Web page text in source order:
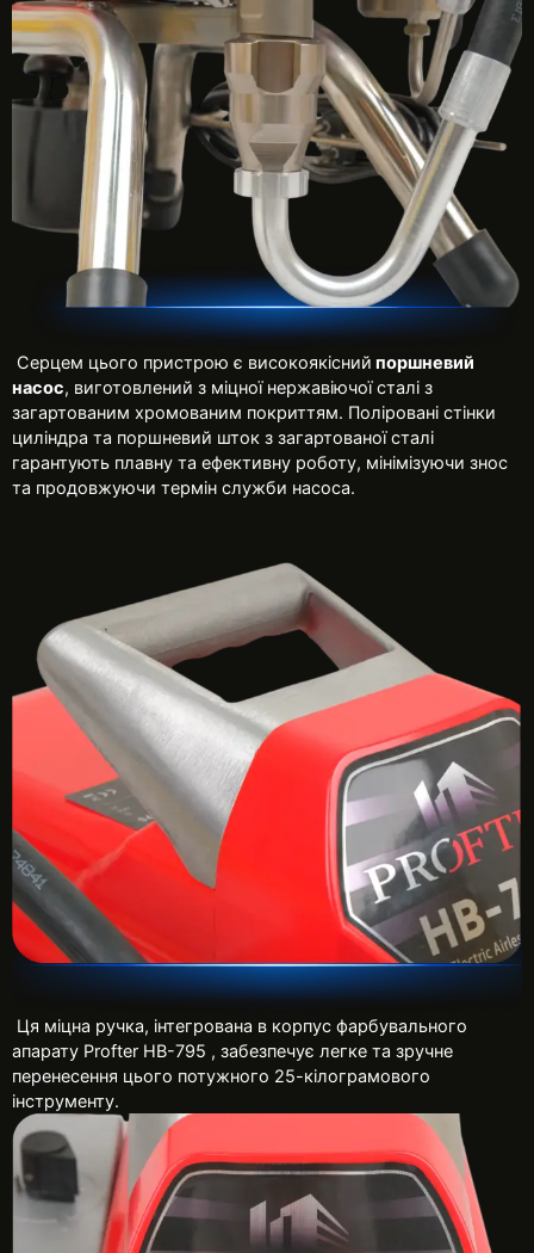
Серцем цього пристрою є високоякісний поршневий
насос, виготовлений з міцної нержавіючої сталі з
загартованим хромованим покриттям. Поліровані стінки
циліндра та поршневий шток з загартованої сталі
гарантують плавну та ефективну роботу, мінімізуючи знос
та продовжуючи термін служби насоса.
Ця міцна ручка, інтегрована в корпус фарбувального
апарату Profter HB-795 , забезпечує легке та зручне
перенесення цього потужного 25-кілограмового
інструменту.